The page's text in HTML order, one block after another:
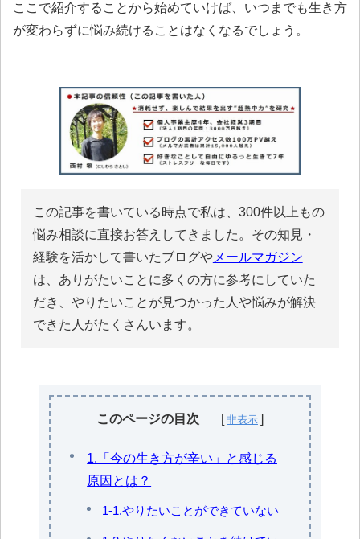
ここで紹介することから始めていけば、いつまでも生き方
が変わらずに悩み続けることはなくなるでしょう。
この記事を書いている時点で私は、300件以上もの
悩み相談に直接お答えしてきました。その知見・
経験を活かして書いたブログやメールマガジン
は、ありがたいことに多くの方に参考にしていた
だき、やりたいことが見つかった人や悩みが解決
できた人がたくさんいます。
このページの目次
1.「今の生き方が辛い」と感じる
原因とは？
1-1.やりたいことができていない